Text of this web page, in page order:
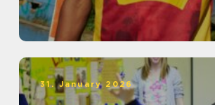
31. January 2026